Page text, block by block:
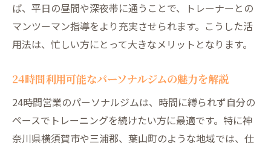
ば、平日の昼間や深夜帯に通うことで、トレーナーとの
マンツーマン指導をより充実させられます。こうした活
用法は、忙しい方にとって大きなメリットとなります。
24時間利用可能なパーソナルジムの魅力を解説
24時間営業のパーソナルジムは、時間に縛られず自分の
ペースでトレーニングを続けたい方に最適です。特に神
奈川県横須賀市や三浦郡、葉山町のような地域では、仕